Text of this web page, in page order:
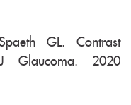
GL. Contrast
Glaucoma. 2020